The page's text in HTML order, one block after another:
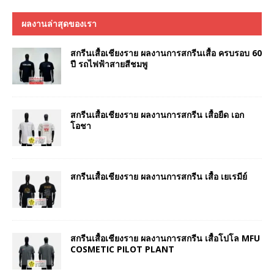
ผลงานล่าสุดของเรา
สกรีนเสื้อเชียงราย ผลงานการสกรีนเสื้อ ครบรอบ 60
ปี รถไฟฟ้าสายสีชมพู
สกรีนเสื้อเชียงราย ผลงานการสกรีน เสื้อยืด เอก
โอชา
สกรีนเสื้อเชียงราย ผลงานการสกรีน เสื้อ เยเรมีย์
สกรีนเสื้อเชียงราย ผลงานการสกรีน เสื้อโปโล MFU
COSMETIC PILOT PLANT